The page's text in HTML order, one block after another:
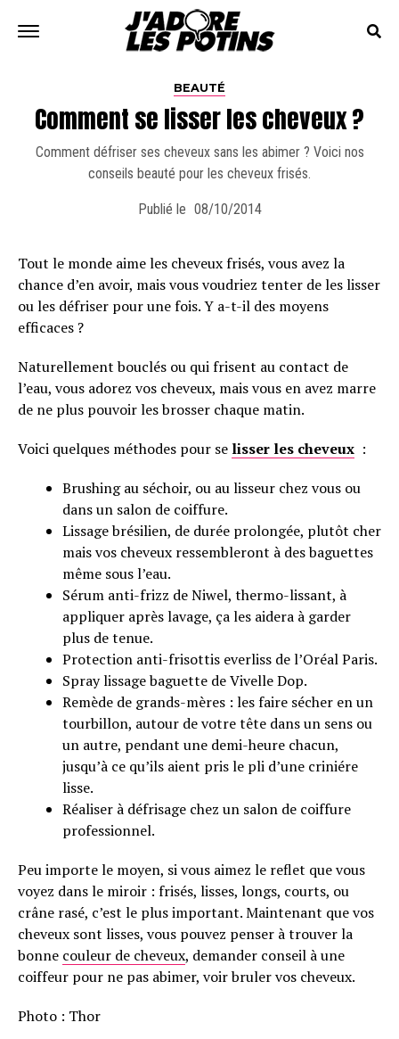
BEAUTÉ
Comment se lisser les cheveux ?
Comment défriser ses cheveux sans les abimer ? Voici nos
conseils beauté pour les cheveux frisés.
Publié le 08/10/2014
Tout le monde aime les cheveux frisés, vous avez la
chance d’en avoir, mais vous voudriez tenter de les lisser
ou les défriser pour une fois. Y a-t-il des moyens
efficaces ?
Naturellement bouclés ou qui frisent au contact de
l’eau, vous adorez vos cheveux, mais vous en avez marre
de ne plus pouvoir les brosser chaque matin.
Voici quelques méthodes pour se lisser les cheveux :
Brushing au séchoir, ou au lisseur chez vous ou
dans un salon de coiffure.
Lissage brésilien, de durée prolongée, plutôt cher
mais vos cheveux ressembleront à des baguettes
même sous l’eau.
Sérum anti-frizz de Niwel, thermo-lissant, à
appliquer après lavage, ça les aidera à garder
plus de tenue.
Protection anti-frisottis everliss de l’Oréal Paris.
Spray lissage baguette de Vivelle Dop.
Remède de grands-mères : les faire sécher en un
tourbillon, autour de votre tête dans un sens ou
un autre, pendant une demi-heure chacun,
jusqu’à ce qu’ils aient pris le pli d’une criniére
lisse.
Réaliser à défrisage chez un salon de coiffure
professionnel.
Peu importe le moyen, si vous aimez le reflet que vous
voyez dans le miroir : frisés, lisses, longs, courts, ou
crâne rasé, c’est le plus important. Maintenant que vos
cheveux sont lisses, vous pouvez penser à trouver la
bonne couleur de cheveux, demander conseil à une
coiffeur pour ne pas abimer, voir bruler vos cheveux.
Photo : Thor